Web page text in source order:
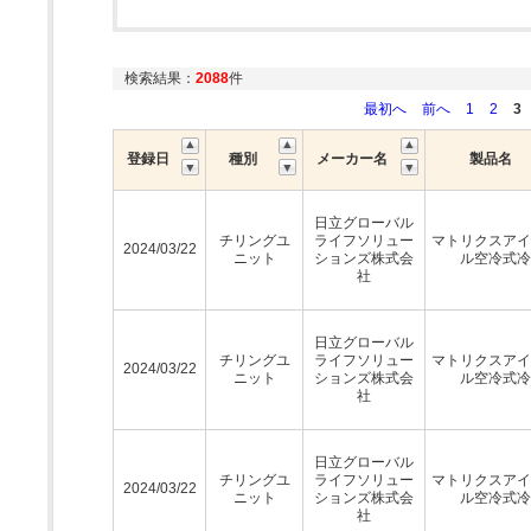
検索結果： 2088件
最初へ
前へ 1 2 3
登録日 種別 メーカー名 製品名
2024/03/22
チリングユ
ニット
日立グローバル
ライフソリュー
ションズ株式会
社
マトリクスア
ル空冷式
2024/03/22
チリングユ
ニット
日立グローバル
ライフソリュー
ションズ株式会
社
マトリクスア
ル空冷式
2024/03/22
チリングユ
ニット
日立グローバル
ライフソリュー
ションズ株式会
社
マトリクスア
ル空冷式